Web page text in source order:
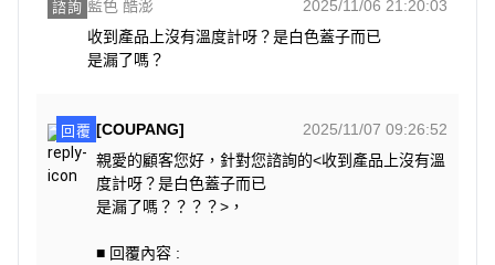
諮詢 藍色 酷澎
2025/11/06 21:20:03
收到產品上沒有溫度計呀？是白色蓋子而已
是漏了嗎？
回覆 [COUPANG]
2025/11/07 09:26:52
親愛的顧客您好，針對您諮詢的<收到產品上沒有溫
度計呀？是白色蓋子而已
是漏了嗎？？？？>，
■ 回覆內容 :